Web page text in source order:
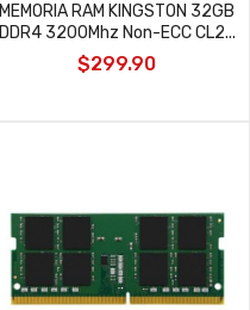
MEMORIA RAM KINGSTON 32GB
DDR4 3200Mhz Non-ECC CL2...
$299.90